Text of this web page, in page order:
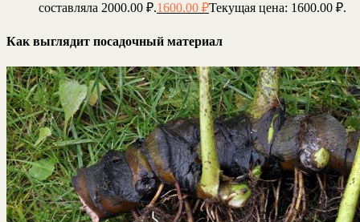
составляла 2000.00 ₽.1600.00 ₽Текущая цена: 1600.00 ₽.
Как выглядит посадочный материал